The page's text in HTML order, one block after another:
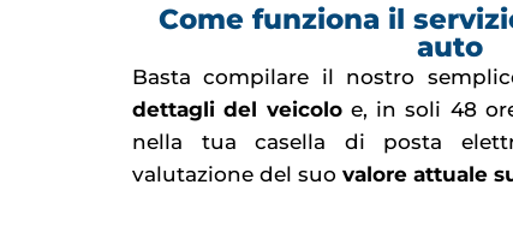
Come funziona il
auto
Basta compilare il nostro
dettagli del veicoloe, in soli 48
nella tua casella di posta
valutazione del suo valore attuale